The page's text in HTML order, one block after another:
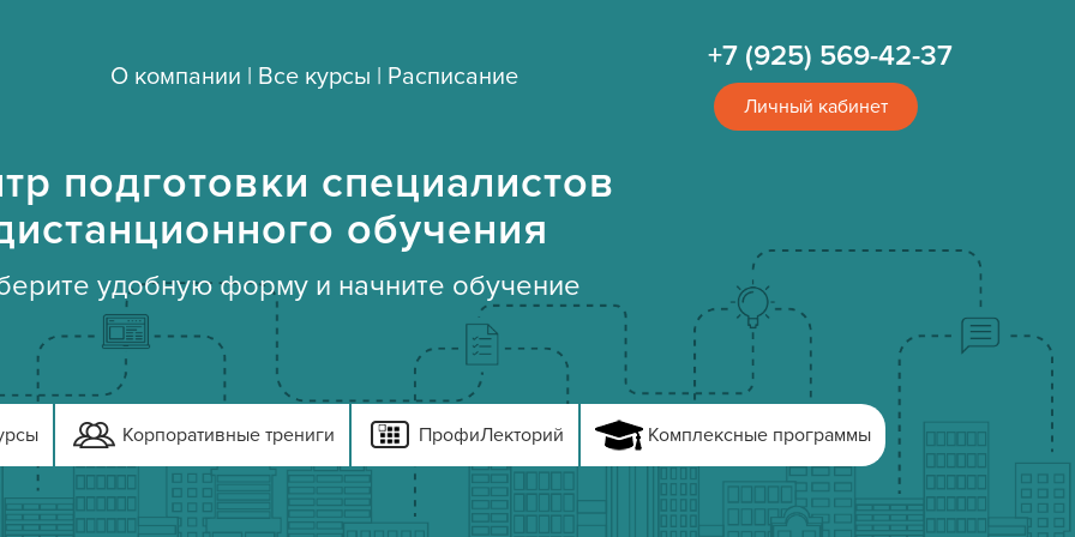
+7 (925) 569-42-37
Личный кабинет
О компании | Все курсы | Расписание
подготовки специалистов
обучения
удобную форму и начните обучение
Корпоративные трениги ПрофиЛекторий Комплексные программы